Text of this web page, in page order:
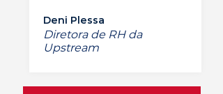
Deni Plessa
Diretora de RH da
Upstream